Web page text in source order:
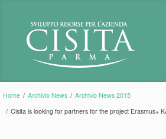
Home / Archivio News / Archivio News 2015
/ Cisita is looking for partners for the project Erasmus+